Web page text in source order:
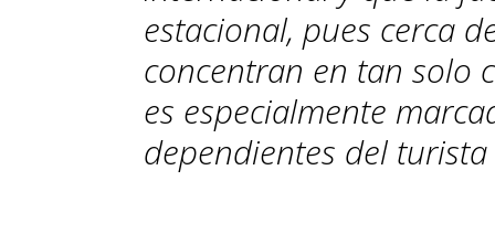
estacional, pues cerca
concentran en tan solo
es especialmente
dependientes del